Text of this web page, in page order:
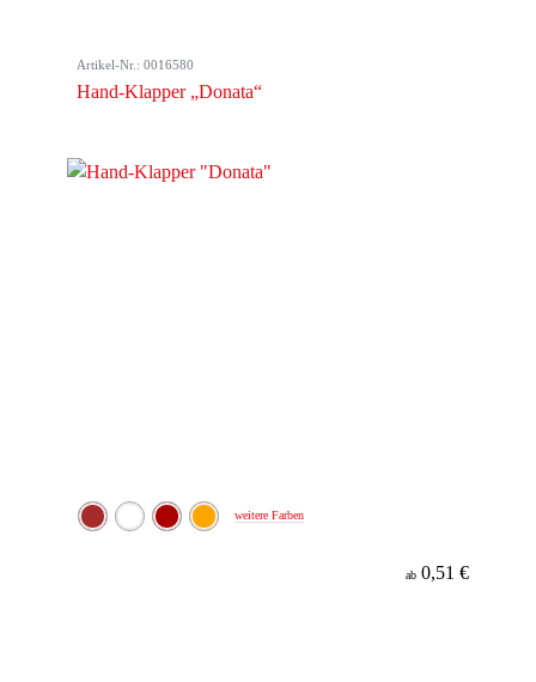
Artikel-Nr.: 0016580
Hand-Klapper „Donata“
weitere Farben
ab 0,51 €